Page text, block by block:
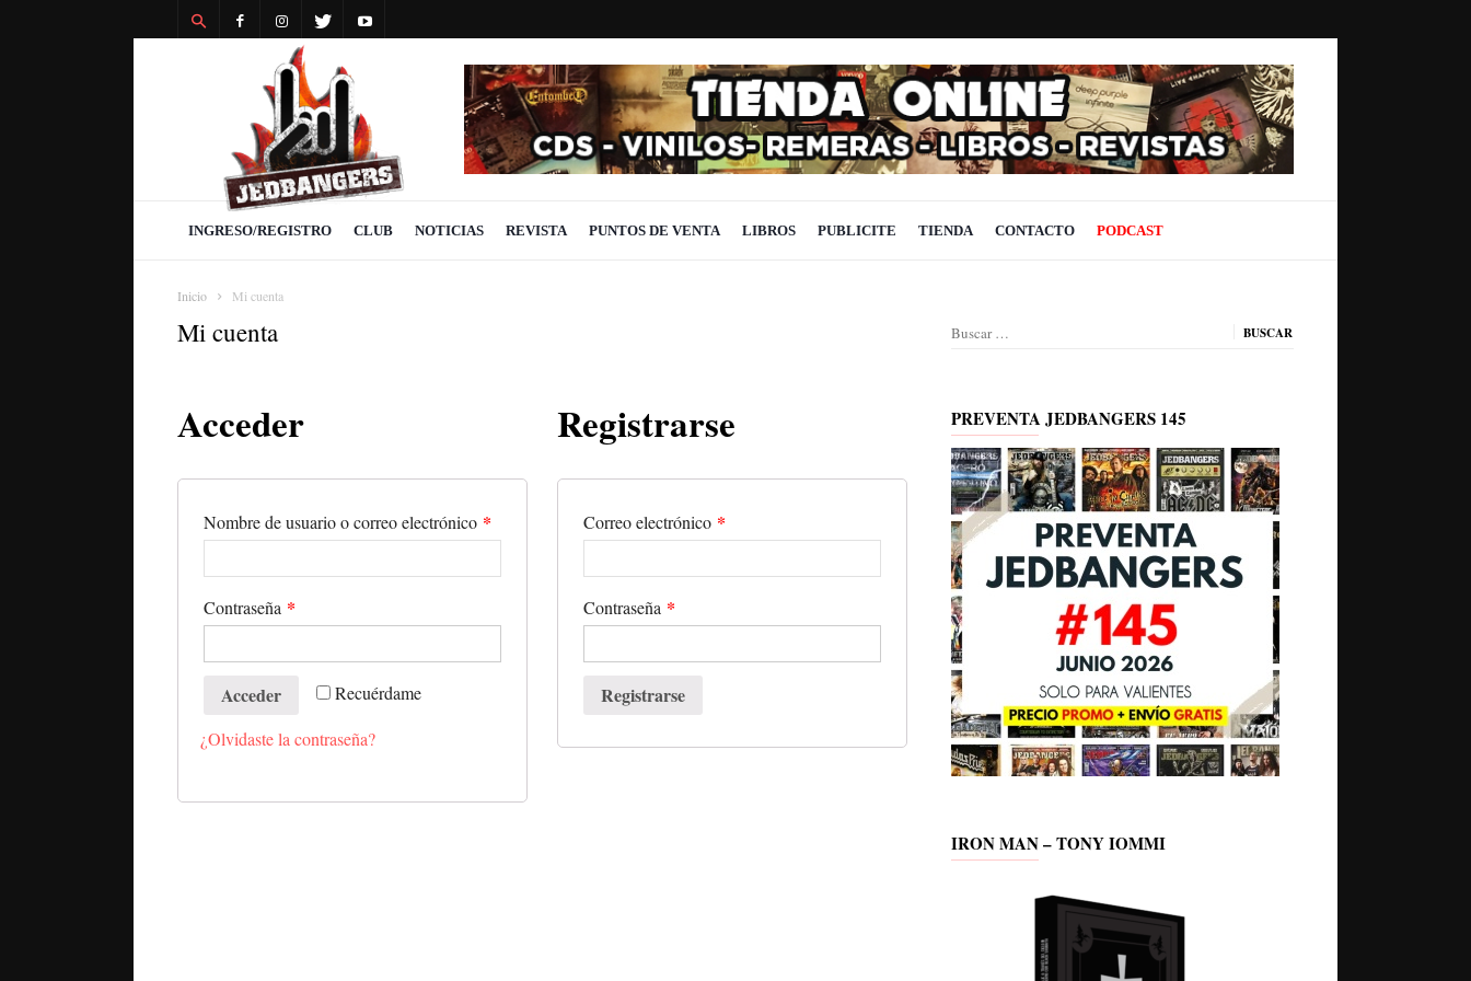
INGRESO/REGISTRO CLUB NOTICIAS REVISTA PUNTOS DE VENTA LIBROS PUBLICITE TIENDA CONTACTO PODCAST
Inicio Mi cuenta
Mi cuenta
Acceder
Nombre de usuario o correo electrónico *
Contraseña *
Recuérdame
Acceder
¿Olvidaste la contraseña?
Registrarse
Correo electrónico *
Contraseña *
Registrarse
Buscar:
PREVENTA JEDBANGERS 145
IRON MAN – TONY IOMMI